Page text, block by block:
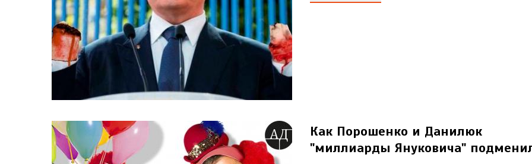
Как Порошенко и Данилюк
"миллиарды Януковича"